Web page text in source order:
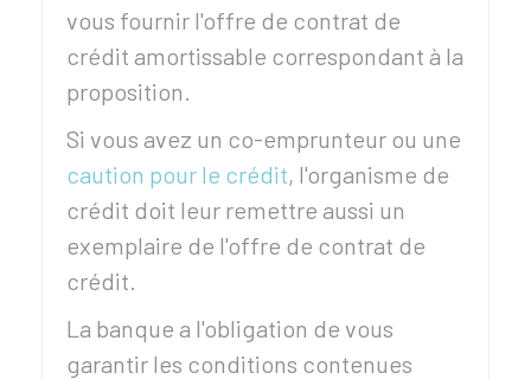
vous fournir l'offre de contrat de
crédit amortissable correspondant à la
proposition.
Si vous avez un co-emprunteur ou une
caution pour le crédit, l'organisme de
crédit doit leur remettre aussi un
exemplaire de l'offre de contrat de
crédit.
La banque a l'obligation de vous
garantir les conditions contenues